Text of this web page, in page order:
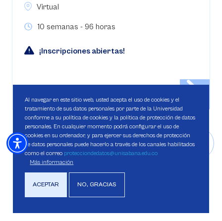
Virtual
10 semanas - 96 horas
¡Inscripciones abiertas!
Ver todas
Al navegar en este sitio web, usted acepta el uso de cookies y el
tratamiento de sus datos personales por parte de la Universidad
conforme a su política de cookies y la política de protección de datos
personales. En cualquier momento podrá configurar el uso de
cookies en su ordenador, y para ejercer sus derechos de protección
de datos personales puede hacerlo a través de los canales habilitados
como el correo protecciondedatos@unisabana.edu.co
Más información
ACEPTAR NO, GRACIAS